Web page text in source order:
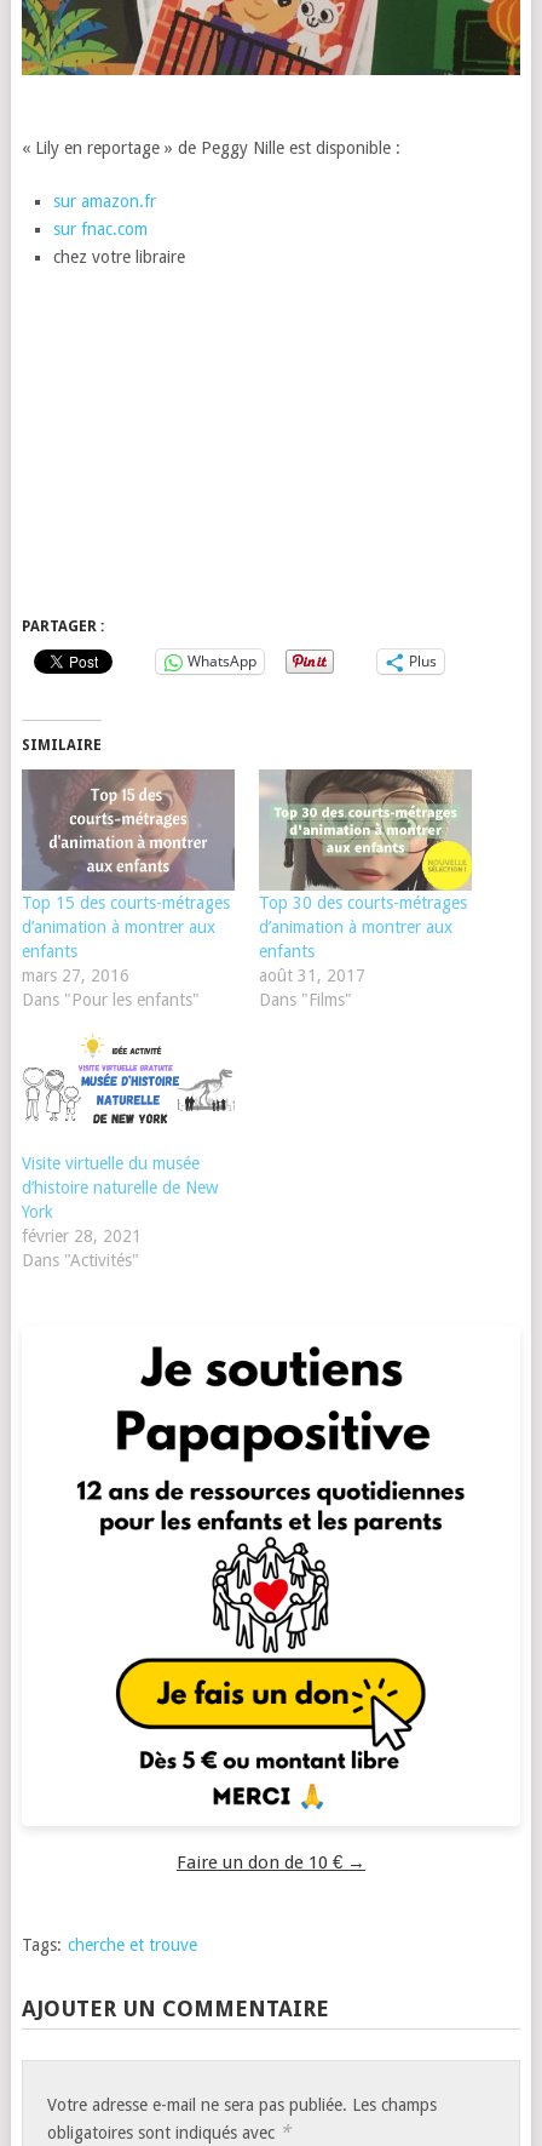
« Lily en reportage » de Peggy Nille est disponible :
sur amazon.fr
sur fnac.com
chez votre libraire
PARTAGER :
WhatsApp Plus
SIMILAIRE
Top 15 des courts-métrages
d’animation à montrer aux
enfants
mars 27, 2016
Dans "Pour les enfants"
Top 30 des courts-métrages
d’animation à montrer aux
enfants
août 31, 2017
Dans "Films"
Visite virtuelle du musée
d’histoire naturelle de New
York
février 28, 2021
Dans "Activités"
Faire un don de 10 € →
Tags: cherche et trouve
AJOUTER UN COMMENTAIRE
Votre adresse e-mail ne sera pas publiée. Les champs
obligatoires sont indiqués avec *